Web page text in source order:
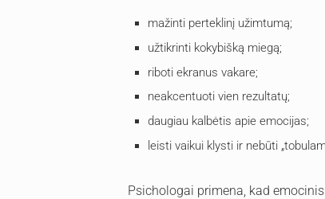
mažinti perteklinį užimtumą;
užtikrinti kokybišką miegą;
riboti ekranus vakare;
neakcentuoti vien rezultatų;
daugiau kalbėtis apie emocijas;
leisti vaikui klysti ir nebūti
Psichologai primena, kad